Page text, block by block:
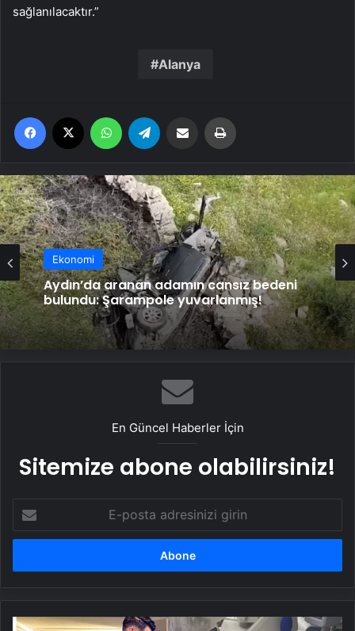
sağlanılacaktır.”
Alanya
Facebook WhatsApp Email'den paylaş
Ekonomi
Aydın’da aranan adamın cansız bedeni
bulundu: Şarampole yuvarlanmış!
En Güncel Haberler İçin
Sitemize abone olabilirsiniz!
posta
adresinizi
Boks